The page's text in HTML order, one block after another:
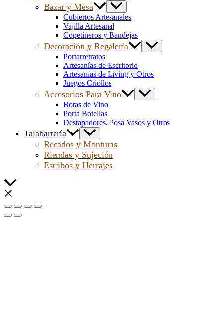
Bazar y Mesa
Cubiertos Artesanales
Vajilla Artesanal
Copetineros y Bandejas
Decoración y Regalería
Portarretratos
Artesanías de Escritorio
Artesanías de Living y Otros
Juegos Criollos
Accesorios Para Vino
Botas de Vino
Porta Botellas
Destapadores, Posa Vasos y Otros
Talabartería
Recados y Monturas
Riendas y Sujeción
Estribos y Herrajes